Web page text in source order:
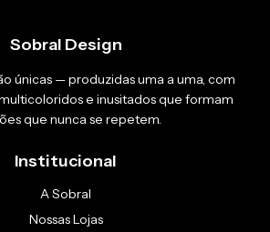
Sobral Design
únicas — produzidas uma a uma, com
e inusitados que formam
que nunca se repetem.
Institucional
A Sobral
Nossas Lojas